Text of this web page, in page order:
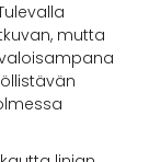
mutta